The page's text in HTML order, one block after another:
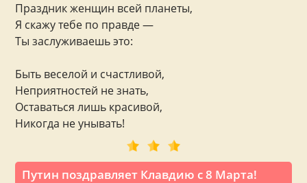
Путин поздравляет Клавдию с 8 Марта!
Праздник женщин всей планеты,
Я скажу тебе по правде —
Ты заслуживаешь это:
Быть веселой и счастливой,
Неприятностей не знать,
Оставаться лишь красивой,
Никогда не унывать!